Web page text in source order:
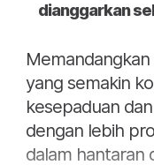
dianggarkan
yang semakin
kesepaduan
dengan lebih
dalam hantaran